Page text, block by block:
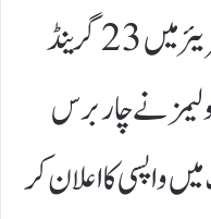
معروف خاتون کھلاڑی اور کیریئر میں 23 گرینڈ
سیرینا ولیمز نے چار برس
واپسی کا اعلان کر